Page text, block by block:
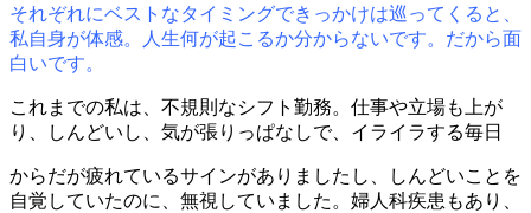
それぞれにベストなタイミングできっかけは巡ってくると、
私自身が体感。人生何が起こるか分からないです。だから面
白いです。
これまでの私は、不規則なシフト勤務。仕事や立場も上が
り、しんどいし、気が張りっぱなしで、イライラする毎日
からだが疲れているサインがありましたし、しんどいことを
自覚していたのに、無視していました。婦人科疾患もあり、